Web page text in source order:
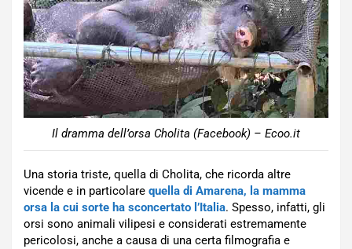
Il dramma dell’orsa Cholita (Facebook) – Ecoo.it
Una storia triste, quella di Cholita, che ricorda altre
vicende e in particolare quella di Amarena, la mamma
orsa la cui sorte ha sconcertato l’Italia. Spesso, infatti, gli
orsi sono animali vilipesi e considerati estremamente
pericolosi, anche a causa di una certa filmografia e